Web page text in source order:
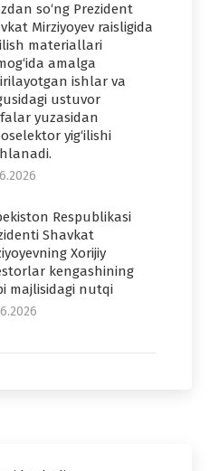
so‘ng Prezident
Mirziyoyev raisligida
materiallari
amalga
ishlar va
ustuvor
yuzasidan
yig‘ilishi
Respublikasi
Shavkat
Xorijiy
kengashining
majlisidagi nutqi